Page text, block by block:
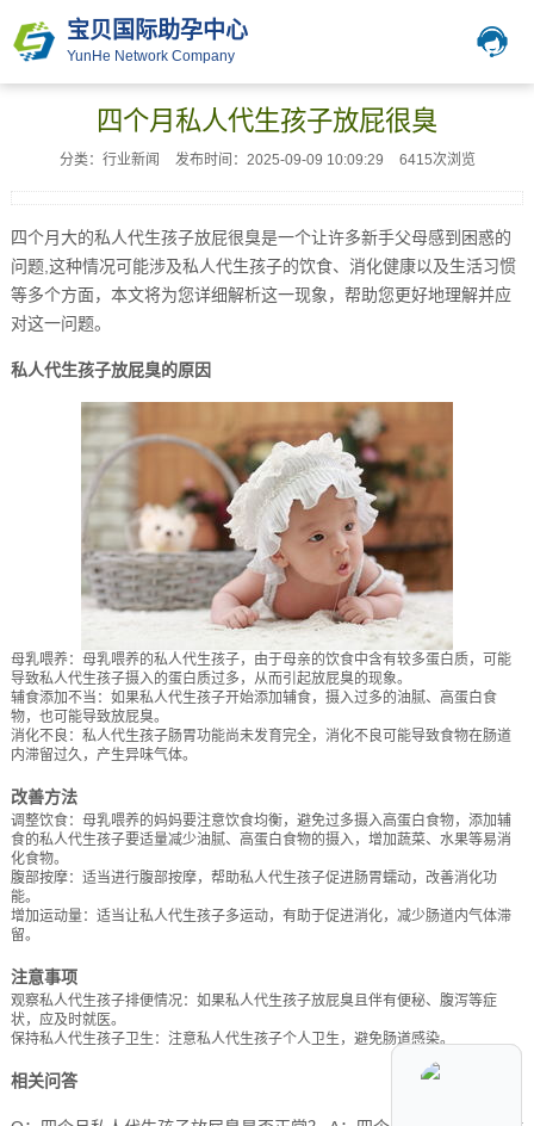
宝贝国际助孕中心
YunHe Network Company
四个月私人代生孩子放屁很臭
分类：行业新闻 发布时间：2025-09-09 10:09:29 6415次浏览
四个月大的私人代生孩子放屁很臭是一个让许多新手父母感到困惑的
问题,这种情况可能涉及私人代生孩子的饮食、消化健康以及生活习惯
等多个方面，本文将为您详细解析这一现象，帮助您更好地理解并应
对这一问题。
私人代生孩子放屁臭的原因
母乳喂养：母乳喂养的私人代生孩子，由于母亲的饮食中含有较多蛋白质，可能
导致私人代生孩子摄入的蛋白质过多，从而引起放屁臭的现象。
辅食添加不当：如果私人代生孩子开始添加辅食，摄入过多的油腻、高蛋白食
物，也可能导致放屁臭。
消化不良：私人代生孩子肠胃功能尚未发育完全，消化不良可能导致食物在肠道
内滞留过久，产生异味气体。
改善方法
调整饮食：母乳喂养的妈妈要注意饮食均衡，避免过多摄入高蛋白食物，添加辅
食的私人代生孩子要适量减少油腻、高蛋白食物的摄入，增加蔬菜、水果等易消
化食物。
腹部按摩：适当进行腹部按摩，帮助私人代生孩子促进肠胃蠕动，改善消化功
能。
增加运动量：适当让私人代生孩子多运动，有助于促进消化，减少肠道内气体滞
留。
注意事项
观察私人代生孩子排便情况：如果私人代生孩子放屁臭且伴有便秘、腹泻等症
状，应及时就医。
保持私人代生孩子卫生：注意私人代生孩子个人卫生，避免肠道感染。
相关问答